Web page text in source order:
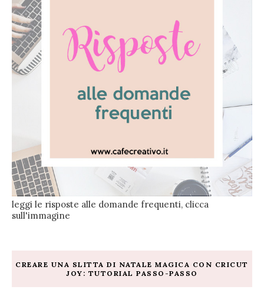
leggi le risposte alle domande frequenti, clicca
sull'immagine
CREARE UNA SLITTA DI NATALE MAGICA CON CRICUT
JOY: TUTORIAL PASSO-PASSO